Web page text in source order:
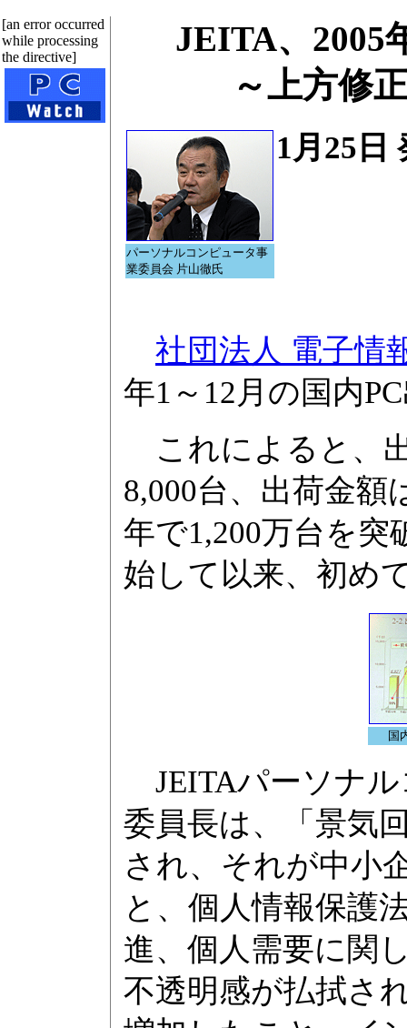
[an error occurred
while processing
the directive]
JEITA、2005
～上方修
パーソナルコンピュータ事
業委員会 片山徹氏
1月25日
社団法人 電子情
年1～12月の国内
これによると、
8,000台、出荷金額
年で1,200万台を
始して以来、初め
国
JEITAパーソナル
委員長は、「景気
され、それが中小
と、個人情報保護
進、個人需要に関
不透明感が払拭さ